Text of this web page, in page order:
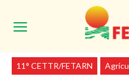
11° CETTR/FETARN